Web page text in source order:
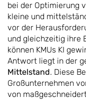
bei der Optimierung
kleine und
vor der
und gleichzeitig ihre
können KMUs KI
Antwort liegt in der
Mittelstand. Diese
Großunternehmen
von